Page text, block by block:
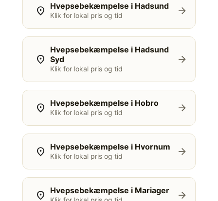
location_on Hvepsebekæmpelse i Hadsund
Klik for lokal pris og tid arrow_forward
location_on
Hvepsebekæmpelse i Hadsund
Syd
Klik for lokal pris og tid
arrow_forward
location_on Hvepsebekæmpelse i Hobro
Klik for lokal pris og tid arrow_forward
location_on Hvepsebekæmpelse i Hvornum
Klik for lokal pris og tid arrow_forward
location_on Hvepsebekæmpelse i Mariager arrow_forward